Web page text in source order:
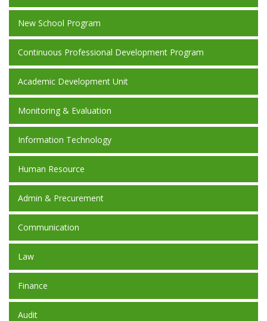
New School Program
Continuous Professional Development Program
Academic Development Unit
Monitoring & Evaluation
Information Technology
Human Resource
Admin & Precurement
Communication
Law
Finance
Audit